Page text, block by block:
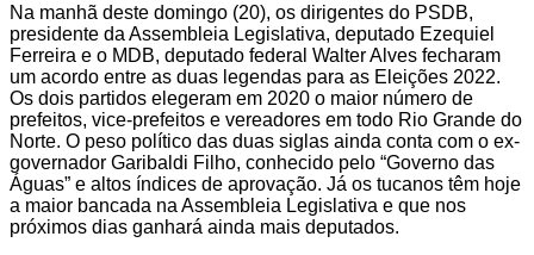
Na manhã deste domingo (20), os dirigentes do PSDB,
presidente da Assembleia Legislativa, deputado Ezequiel
Ferreira e o MDB, deputado federal Walter Alves fecharam
um acordo entre as duas legendas para as Eleições 2022.
Os dois partidos elegeram em 2020 o maior número de
prefeitos, vice-prefeitos e vereadores em todo Rio Grande do
Norte. O peso político das duas siglas ainda conta com o ex-
governador Garibaldi Filho, conhecido pelo “Governo das
Águas” e altos índices de aprovação. Já os tucanos têm hoje
a maior bancada na Assembleia Legislativa e que nos
próximos dias ganhará ainda mais deputados.